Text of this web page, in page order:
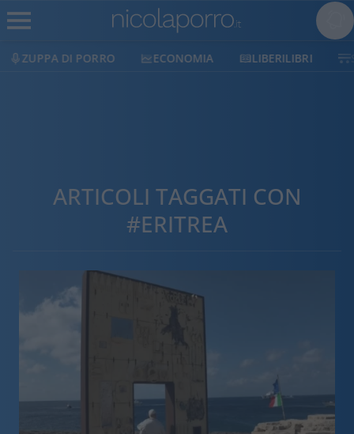
ZUPPA DI PORRO ECONOMIA LIBERILIBRI
ARTICOLI TAGGATI CON
#ERITREA